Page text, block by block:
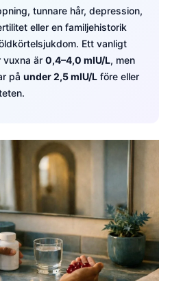
tunnare hår, depression,
eller en familjehistorik
Ett vanligt
vuxna är 0,4–4,0 mIU/L, men
på under 2,5 mIU/L före eller